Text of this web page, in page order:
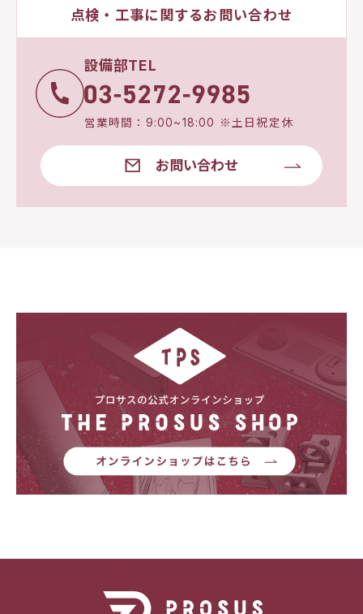
点検・工事に関するお問い合わせ
設備部TEL
営業時間：9:00~18:00 ※土日祝定休
お問い合わせ